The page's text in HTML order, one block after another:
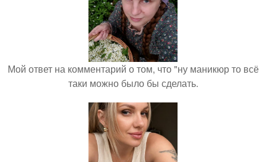
Мой ответ на комментарий о том, что "ну маникюр то всё
таки можно было бы сделать.